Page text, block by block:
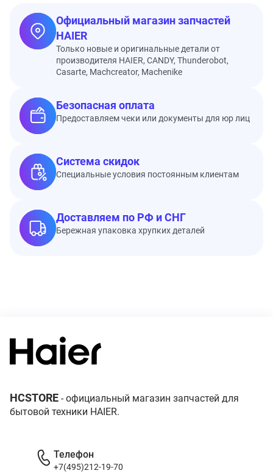
Официальный магазин запчастей
HAIER
Только новые и оригинальные детали от
производителя HAIER, CANDY, Thunderobot,
Casarte, Machcreator, Machenike
Безопасная оплата
Предоставляем чеки или документы для юр лиц
Система скидок
Специальные условия постоянным клиентам
Доставляем по РФ и СНГ
Бережная упаковка хрупких деталей
HCSTORE - официальный магазин запчастей для
бытовой техники HAIER.
Телефон
+7(495)212-19-70